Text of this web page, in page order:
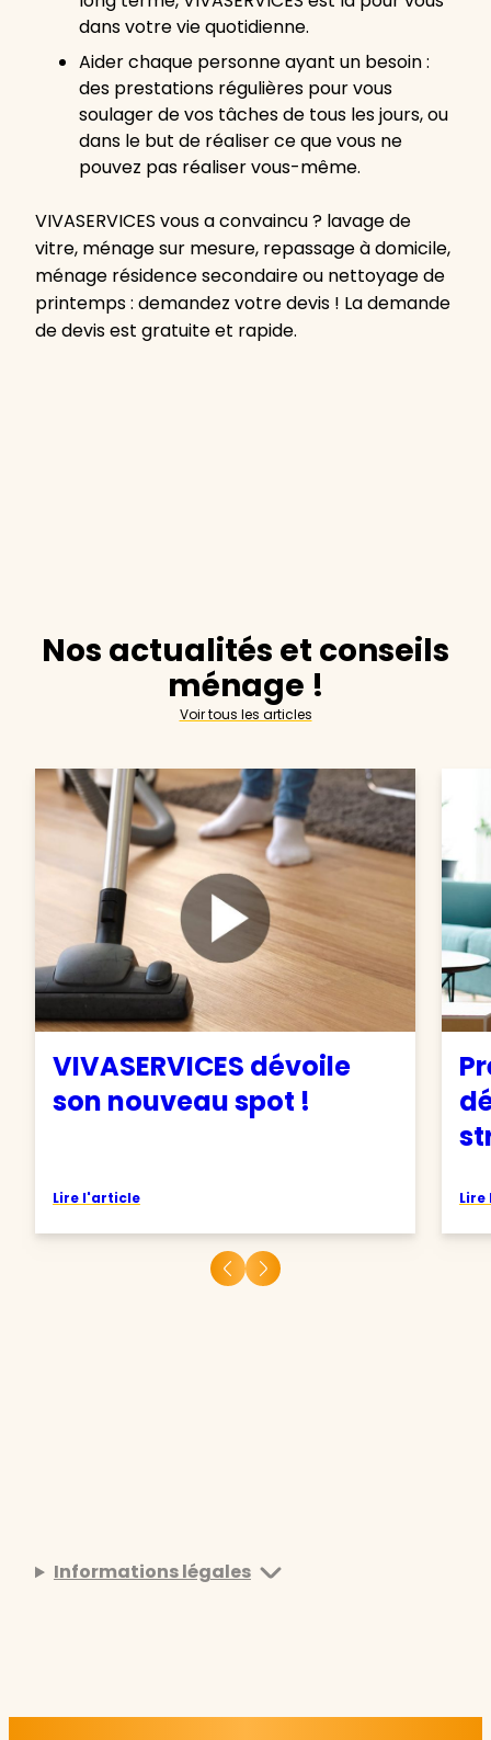
dans votre vie quotidienne.
Aider chaque personne ayant un besoin :
des prestations régulières pour vous
soulager de vos tâches de tous les jours, ou
dans le but de réaliser ce que vous ne
pouvez pas réaliser vous-même.
VIVASERVICES vous a convaincu ? lavage de
vitre, ménage sur mesure, repassage à domicile,
ménage résidence secondaire ou nettoyage de
printemps : demandez votre devis ! La demande
de devis est gratuite et rapide.
Nos actualités et conseils
ménage !
Voir tous les articles
VIVASERVICES dévoile
son nouveau spot !
Lire l'article
Informations légales